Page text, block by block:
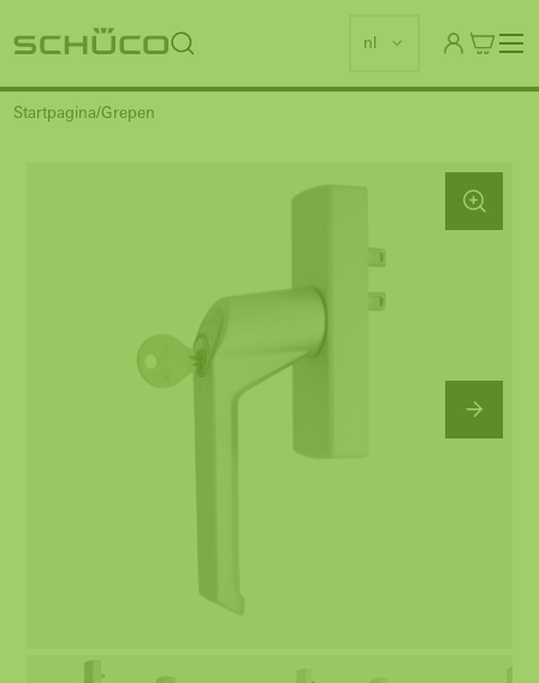
nl
Startpagina Grepen